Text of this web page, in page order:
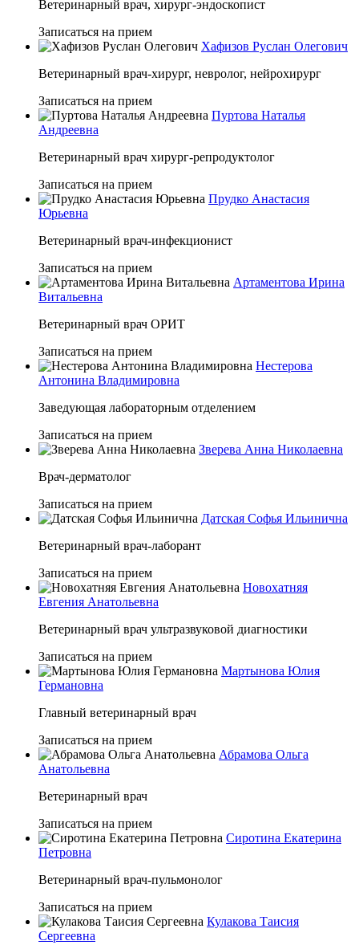
Ветеринарный врач, хирург-эндоскопист
Записаться на прием
Хафизов Руслан Олегович
Ветеринарный врач-хирург, невролог, нейрохирург
Записаться на прием
Пуртова Наталья
Андреевна
Ветеринарный врач хирург-репродуктолог
Записаться на прием
Прудко Анастасия
Юрьевна
Ветеринарный врач-инфекционист
Записаться на прием
Артаментова Ирина
Витальевна
Ветеринарный врач ОРИТ
Записаться на прием
Нестерова
Антонина Владимировна
Заведующая лабораторным отделением
Записаться на прием
Зверева Анна Николаевна
Врач-дерматолог
Записаться на прием
Датская Софья Ильинична
Ветеринарный врач-лаборант
Записаться на прием
Новохатняя
Евгения Анатольевна
Ветеринарный врач ультразвуковой диагностики
Записаться на прием
Мартынова Юлия
Германовна
Главный ветеринарный врач
Записаться на прием
Абрамова Ольга
Анатольевна
Ветеринарный врач
Записаться на прием
Сиротина Екатерина
Петровна
Ветеринарный врач-пульмонолог
Записаться на прием
Кулакова Таисия
Сергеевна